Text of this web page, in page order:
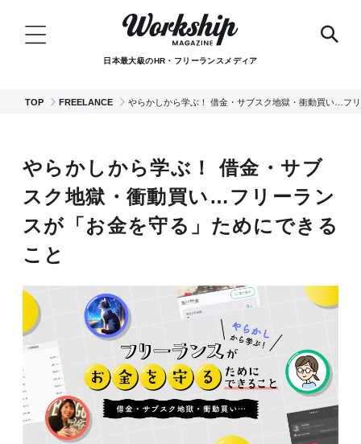
日本最大級のHR・フリーランスメディア
TOP FREELANCE やらかしから学ぶ！ 借金・サブスク地獄・衝動買い…フ
やらかしから学ぶ！ 借金・サブ
スク地獄・衝動買い…フリーラン
スが「お金を守る」ためにできる
こと